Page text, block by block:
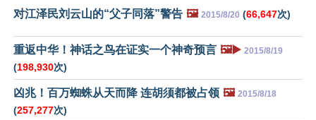
对江泽民刘云山的“父子同落”警告 🖼️ 2015/8/20 (66,647次)
重返中华！神话之鸟在证实一个神奇预言 🖼️▶️ 2015/8/19
(198,930次)
凶兆！百万蜘蛛从天而降 连胡须都被占领 🖼️ 2015/8/18
(257,277次)